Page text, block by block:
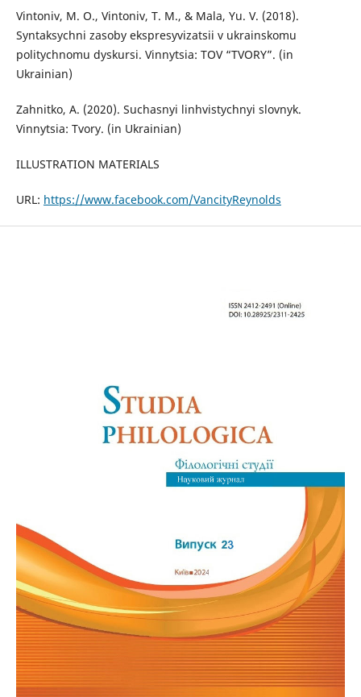
Vintoniv, M. O., Vintoniv, T. M., & Mala, Yu. V. (2018).
Syntaksychni zasoby ekspresyvizatsii v ukrainskomu
politychnomu dyskursi. Vinnytsia: TOV “TVORY”. (in
Ukrainian)
Zahnitko, A. (2020). Suchasnyi linhvistychnyi slovnyk.
Vinnytsia: Tvory. (in Ukrainian)
ILLUSTRATION MATERIALS
URL: https://www.facebook.com/VancityReynolds